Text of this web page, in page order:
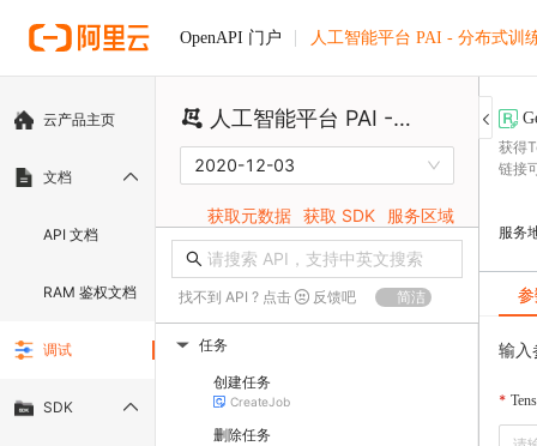
OpenAPI 门户 人工智能平台 PAI - 分布式训
云产品主页
文档
API 文档
RAM 鉴权文档
调试
SDK
人工智能平台 PAI - 分布式训练（DLC）
2020-12-03
获取元数据 获取 SDK 服务区域
找不到 API ? 点击 反馈吧 简洁
▶ 任务
创建任务
CreateJob
删除任务
获得
链接
服务
输入